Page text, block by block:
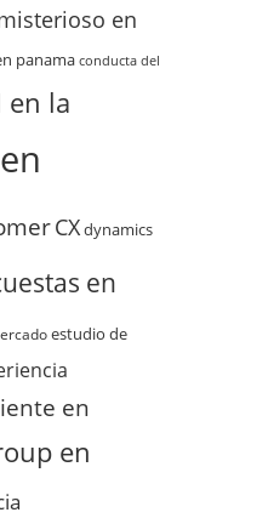
en
panama conducta del
en la
CXdynamics
en
estudio de
en
en